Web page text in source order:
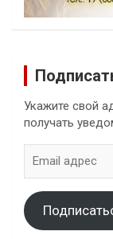
Укажите свой
получать
адрес